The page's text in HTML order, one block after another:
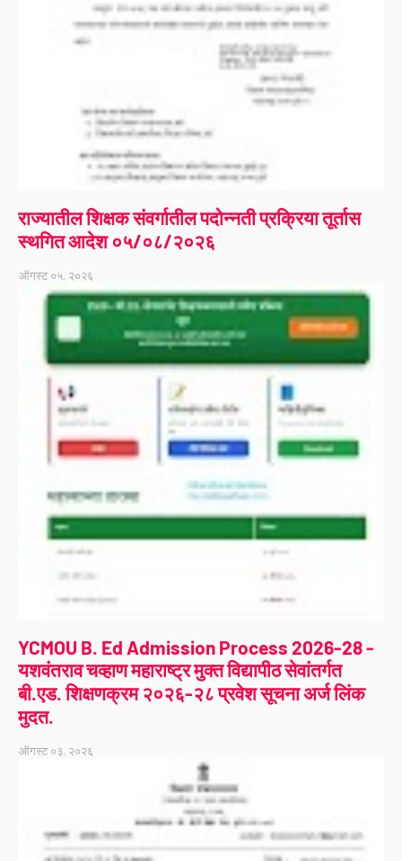
राज्यातील शिक्षक संवर्गातील पदोन्नती प्रक्रिया तूर्तास
स्थगित आदेश ०५/०८/२०२६
ऑगस्ट ०५, २०२६
YCMOU B. Ed Admission Process 2026-28 -
यशवंतराव चव्हाण महाराष्ट्र मुक्त विद्यापीठ सेवांतर्गत
बी.एड. शिक्षणक्रम २०२६-२८ प्रवेश सूचना अर्ज लिंक
मुदत.
ऑगस्ट ०३, २०२६